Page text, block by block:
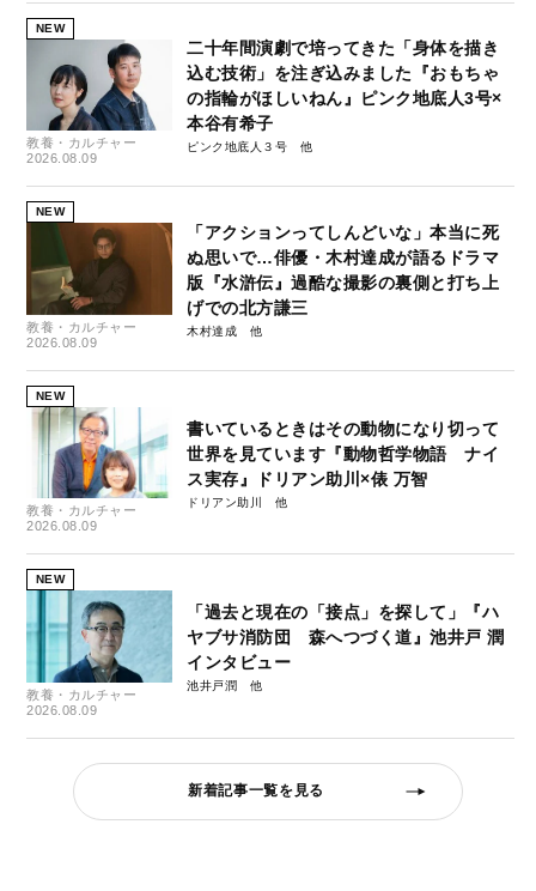
NEW
教養・カルチャー
2026.08.09
二十年間演劇で培ってきた「身体を描き
込む技術」を注ぎ込みました『おもちゃ
の指輪がほしいねん』ピンク地底人3号×
本谷有希子
ピンク地底人３号
NEW
教養・カルチャー
2026.08.09
「アクションってしんどいな」本当に死
ぬ思いで…俳優・木村達成が語るドラマ
版『水滸伝』過酷な撮影の裏側と打ち上
げでの北方謙三
木村達成
NEW
教養・カルチャー
2026.08.09
書いているときはその動物になり切って
世界を見ています『動物哲学物語 ナイ
ス実存』ドリアン助川×俵 万智
ドリアン助川
NEW
教養・カルチャー
2026.08.09
「過去と現在の「接点」を探して」『ハ
ヤブサ消防団 森へつづく道』池井戸 潤
インタビュー
池井戸潤
新着記事一覧を見る